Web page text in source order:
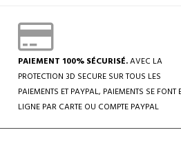
PAIEMENT 100% SÉCURISÉ.AVEC LA
PROTECTION 3D SECURE SUR TOUS LES
PAIEMENTS ET PAYPAL, PAIEMENTS SE FONT
LIGNE PAR CARTE OU COMPTE PAYPAL